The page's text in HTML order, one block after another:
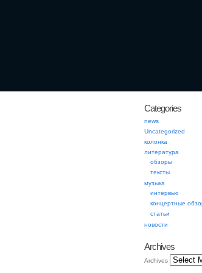
Categories
news
Uncategorized
колонка
литература
обзоры
тексты
музыка
интервью
концертные
статьи
новости
Archives
Archives